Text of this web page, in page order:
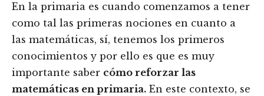
En la primaria es cuando comenzamos a tener
como tal las primeras nociones en cuanto a
las matemáticas, sí, tenemos los primeros
conocimientos y por ello es que es muy
importante saber cómo reforzar las
matemáticas en primaria. En este contexto, se